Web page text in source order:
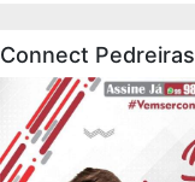
Connect Pedreiras